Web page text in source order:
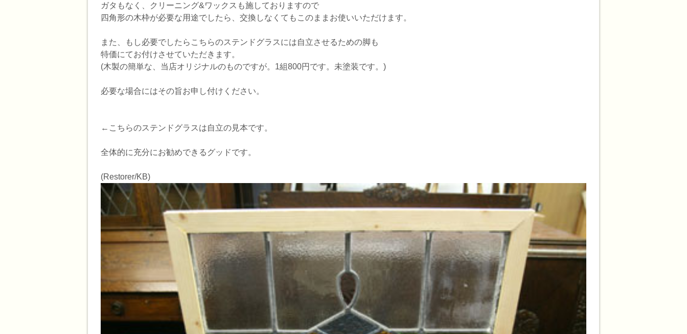
ガタもなく、クリーニング&ワックスも施しておりますので
四角形の木枠が必要な用途でしたら、交換しなくてもこのままお使いいただけます。
また、もし必要でしたらこちらのステンドグラスには自立させるための脚も
特価にてお付けさせていただきます。
(木製の簡単な、当店オリジナルのものですが。1組800円です。未塗装です。)
必要な場合にはその旨お申し付けください。
←こちらのステンドグラスは自立の見本です。
全体的に充分にお勧めできるグッドです。
(Restorer/KB)